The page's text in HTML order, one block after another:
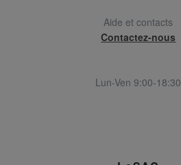
Aide et contacts
Contactez-nous
Lun-Ven 9:00-18:30